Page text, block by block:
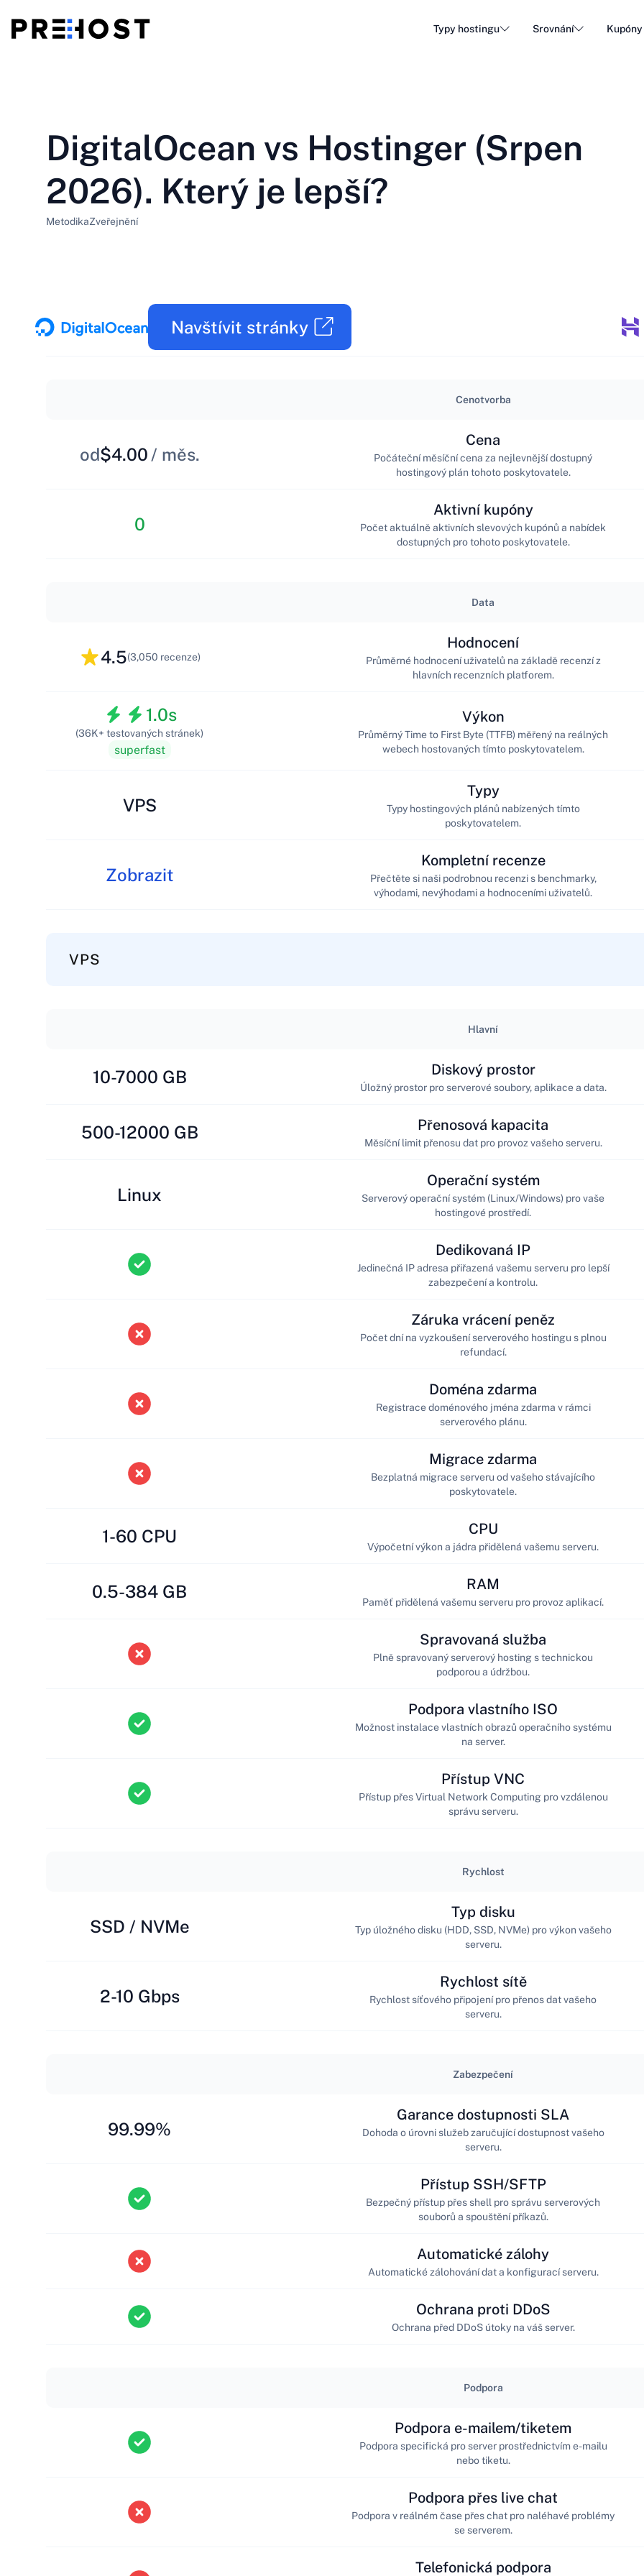
Typy hostingu
Hosting e-mailů
Srovnání Kupóny
EN - English
HU - Magyar IT - Italiano
LT - Lietuvių LV - Latviešu
DigitalOcean vs Hostinger (Srpen
2026). Který je lepší?
MetodikaZveřejnění
Navštívit stránky
Cenotvorba
od$4.00 / měs.
Cena
Počáteční měsíční cena za nejlevnější dostupný
hostingový plán tohoto poskytovatele.
0
Aktivní kupóny
Počet aktuálně aktivních slevových kupónů a nabídek
dostupných pro tohoto poskytovatele.
Data
4.5(3,050 recenze)
Hodnocení
Průměrné hodnocení uživatelů na základě recenzí z
hlavních recenzních platforem.
1.0s
(36K+ testovaných stránek)
superfast
Výkon
Průměrný Time to First Byte (TTFB) měřený na reálných
webech hostovaných tímto poskytovatelem.
VPS
Typy
Typy hostingových plánů nabízených tímto
poskytovatelem.
Zobrazit
Kompletní recenze
Přečtěte si naši podrobnou recenzi s benchmarky,
výhodami, nevýhodami a hodnoceními uživatelů.
VPS
Hlavní
10-7000 GB Diskový prostor
Úložný prostor pro serverové soubory, aplikace a data.
500-12000 GB Přenosová kapacita
Měsíční limit přenosu dat pro provoz vašeho serveru.
Linux
Operační systém
Serverový operační systém (Linux/Windows) pro vaše
hostingové prostředí.
Dedikovaná IP
Jedinečná IP adresa přiřazená vašemu serveru pro lepší
zabezpečení a kontrolu.
Záruka vrácení peněz
Počet dní na vyzkoušení serverového hostingu s plnou
refundací.
Doména zdarma
Registrace doménového jména zdarma v rámci
serverového plánu.
Migrace zdarma
Bezplatná migrace serveru od vašeho stávajícího
poskytovatele.
1-60 CPU CPU
Výpočetní výkon a jádra přidělená vašemu serveru.
0.5-384 GB RAM
Paměť přidělená vašemu serveru pro provoz aplikací.
Spravovaná služba
Plně spravovaný serverový hosting s technickou
podporou a údržbou.
Podpora vlastního ISO
Možnost instalace vlastních obrazů operačního systému
na server.
Přístup VNC
Přístup přes Virtual Network Computing pro vzdálenou
správu serveru.
Rychlost
SSD / NVMe
Typ disku
Typ úložného disku (HDD, SSD, NVMe) pro výkon vašeho
serveru.
2-10 Gbps
Rychlost sítě
Rychlost síťového připojení pro přenos dat vašeho
serveru.
Zabezpečení
99.99%
Garance dostupnosti SLA
Dohoda o úrovni služeb zaručující dostupnost vašeho
serveru.
Přístup SSH/SFTP
Bezpečný přístup přes shell pro správu serverových
souborů a spouštění příkazů.
Automatické zálohy
Automatické zálohování dat a konfigurací serveru.
Ochrana proti DDoS
Ochrana před DDoS útoky na váš server.
Podpora
Podpora e-mailem/tiketem
Podpora specifická pro server prostřednictvím e-mailu
nebo tiketu.
Podpora přes live chat
Podpora v reálném čase přes chat pro naléhavé problémy
se serverem.
Telefonická podpora